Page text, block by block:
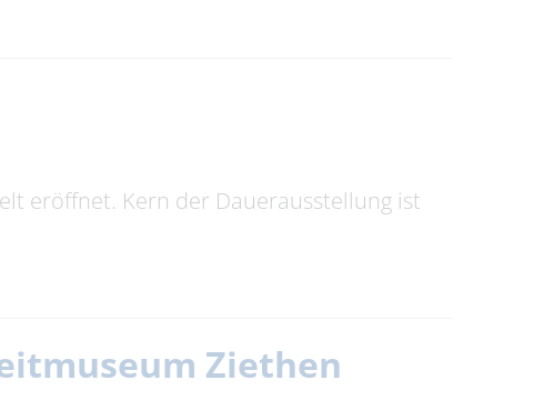
eröffnet. Kern der Dauerausstellung ist
Ziethen